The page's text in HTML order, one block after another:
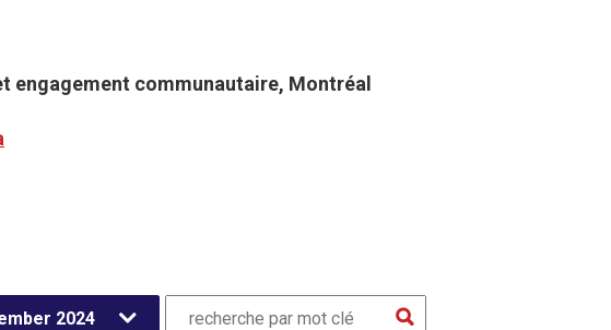
engagement communautaire​, Montréal
2024